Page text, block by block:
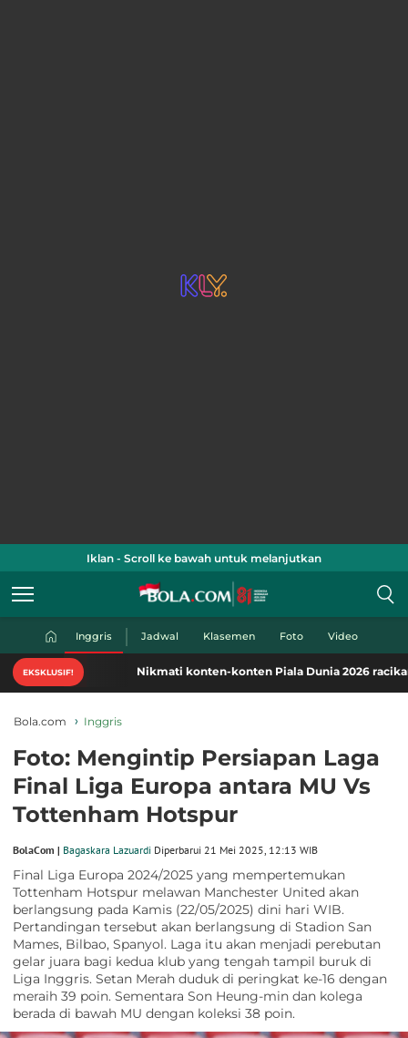
Iklan - Scroll ke bawah untuk melanjutkan
Inggris Jadwal Klasemen Foto Video
EKSKLUSIF! Nikmati konten-konten Piala Dunia 2026 racikan
Bola.com Inggris
Foto: Mengintip Persiapan Laga
Final Liga Europa antara MU Vs
Tottenham Hotspur
BolaCom | Bagaskara Lazuardi Diperbarui 21 Mei 2025, 12:13 WIB
Final Liga Europa 2024/2025 yang mempertemukan
Tottenham Hotspur melawan Manchester United akan
berlangsung pada Kamis (22/05/2025) dini hari WIB.
Pertandingan tersebut akan berlangsung di Stadion San
Mames, Bilbao, Spanyol. Laga itu akan menjadi perebutan
gelar juara bagi kedua klub yang tengah tampil buruk di
Liga Inggris. Setan Merah duduk di peringkat ke-16 dengan
meraih 39 poin. Sementara Son Heung-min dan kolega
berada di bawah MU dengan koleksi 38 poin.